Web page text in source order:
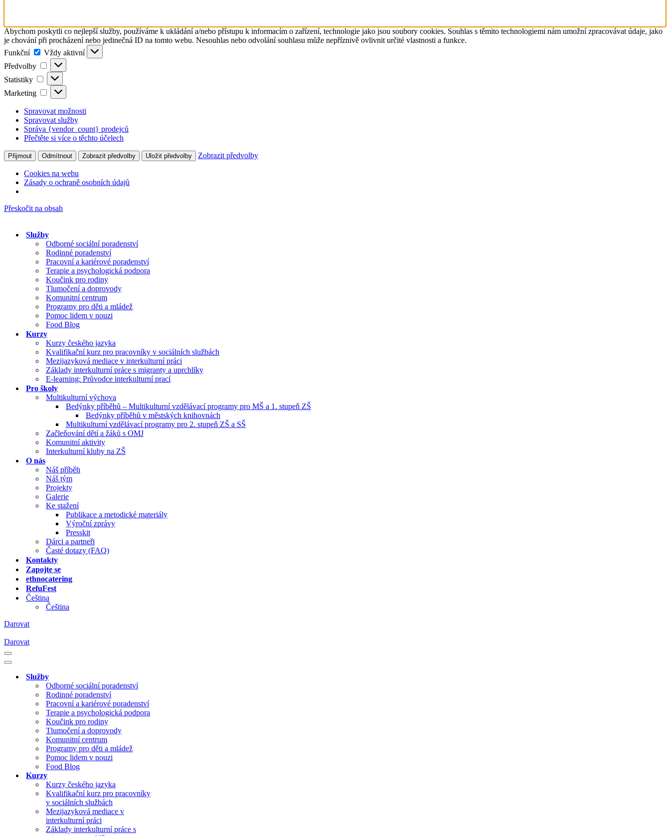
Abychom poskytli co nejlepší služby, používáme k ukládání a/nebo přístupu k informacím o zařízení, technologie jako jsou soubory cookies. Souhlas s těmito technologiemi nám umožní zpracovávat údaje, jako
je chování při procházení nebo jedinečná ID na tomto webu. Nesouhlas nebo odvolání souhlasu může nepříznivě ovlivnit určité vlastnosti a funkce.
Funkční
Funkční
Vždy aktivní
Předvolby
Předvolby
Statistiky Statistiky
Marketing Marketing
Spravovat možnosti
Spravovat služby
Správa {vendor_count} prodejců
Přečtěte si více o těchto účelech
Přijmout Odmítnout Zobrazit předvolby Uložit předvolby Zobrazit předvolby
Cookies na webu
Zásady o ochraně osobních údajů
Přeskočit na obsah
Služby
Odborné sociální poradenství
Rodinné poradenství
Pracovní a kariérové poradenství
Terapie a psychologická podpora
Koučink pro rodiny
Tlumočení a doprovody
Komunitní centrum
Programy pro děti a mládež
Pomoc lidem v nouzi
Food Blog
Kurzy
Kurzy českého jazyka
Kvalifikační kurz pro pracovníky v sociálních službách
Mezijazyková mediace v interkulturní práci
Základy interkulturní práce s migranty a uprchlíky
E-learning: Průvodce interkulturní prací
Pro školy
Multikulturní výchova
Bedýnky příběhů – Multikulturní vzdělávací programy pro MŠ a 1. stupeň ZŠ
Bedýnky příběhů v městských knihovnách
Multikulturní vzdělávací programy pro 2. stupeň ZŠ a SŠ
Začleňování dětí a žáků s OMJ
Komunitní aktivity
Interkulturní kluby na ZŠ
O nás
Náš příběh
Náš tým
Projekty
Galerie
Ke stažení
Publikace a metodické materiály
Výroční zprávy
Presskit
Dárci a partneři
Časté dotazy (FAQ)
Kontakty
Zapojte se
ethnocatering
RefuFest
Čeština
Čeština
Darovat
Darovat
Navigační
menu
Navigační
Služby
Odborné sociální poradenství
Rodinné poradenství
Pracovní a kariérové poradenství
Terapie a psychologická podpora
Koučink pro rodiny
Tlumočení a doprovody
Komunitní centrum
Programy pro děti a mládež
Pomoc lidem v nouzi
Food Blog
Kurzy
Kurzy českého jazyka
Kvalifikační kurz pro pracovníky
v sociálních službách
Mezijazyková mediace v
interkulturní práci
Základy interkulturní práce s